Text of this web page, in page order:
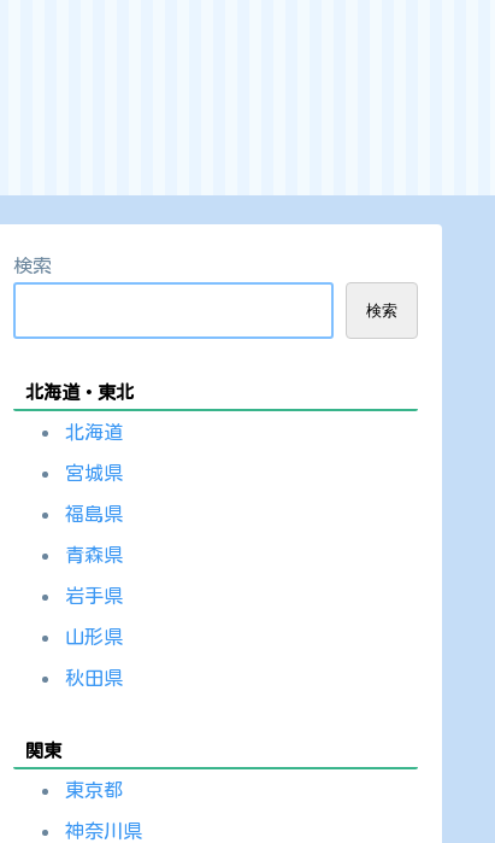
検索
検索
北海道・東北
北海道
宮城県
福島県
青森県
岩手県
山形県
秋田県
関東
東京都
神奈川県